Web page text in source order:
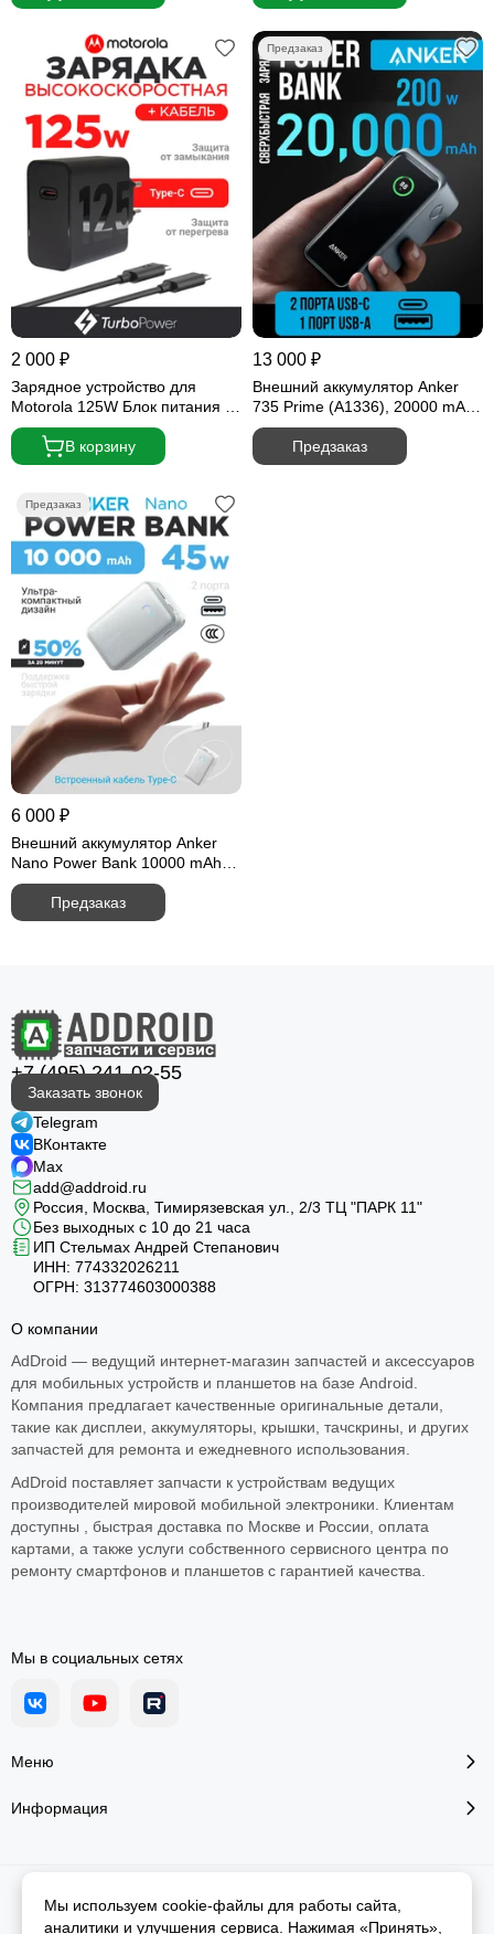
2 000 ₽
Зарядное устройство для
Motorola 125W Блок питания с
кабелем 6.5А
В корзину
13 000 ₽
Внешний аккумулятор Anker
735 Prime (A1336), 20000 mAh,
200W Черный (2 USB-C, 1 USB-
A) BlackПредзаказ
6 000 ₽
Внешний аккумулятор Anker
Nano Power Bank 10000 mAh
45W (A1638) белый
Предзаказ
+7 (495) 241-02-55
Заказать звонок
Telegram
ВКонтакте
Max
add@addroid.ru
Россия, Москва, Тимирязевская ул., 2/3 ТЦ "ПАРК 11"
Без выходных с 10 до 21 часа
ИП Стельмах Андрей Степанович
ИНН: 774332026211
ОГРН: 313774603000388
Меню
Информация
О компании
AdDroid — ведущий интернет-магазин запчастей и аксессуаров
для мобильных устройств и планшетов на базе Android.
Компания предлагает качественные оригинальные детали,
такие как дисплеи, аккумуляторы, крышки, тачскрины, и других
запчастей для ремонта и ежедневного использования.​
AdDroid поставляет запчасти к устройствам ведущих
производителей мировой мобильной электроники. Клиентам
доступны , быстрая доставка по Москве и России, оплата
картами, а также услуги собственного сервисного центра по
ремонту смартфонов и планшетов с гарантией качества.
Мы в социальных сетях
2026 © Addroid.ru. Карта сайта
Мы используем cookie-файлы для работы сайта,
аналитики и улучшения сервиса. Нажимая «Принять»,